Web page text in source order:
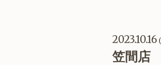
2023.10.16
笠間